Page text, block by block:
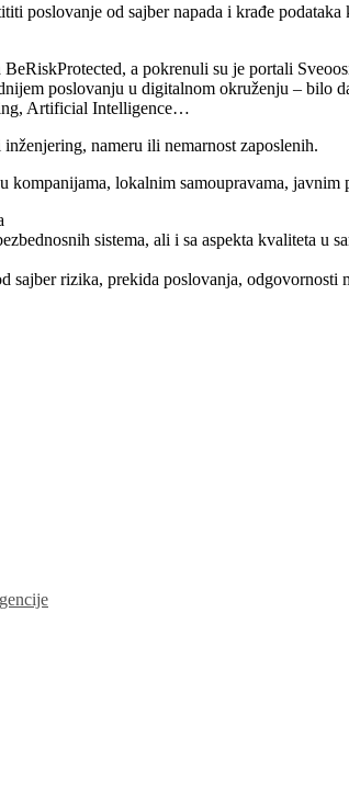
poslovanje od sajber napada i krađe
a pokrenuli su je portali
poslovanju u digitalnom okruženju – bilo
Artificial Intelligence…
nameru ili nemarnost zaposlenih.
lokalnim samoupravama,
sistema, ali i sa aspekta kvaliteta u
sajber rizika, prekida poslovanja, odgovornosti